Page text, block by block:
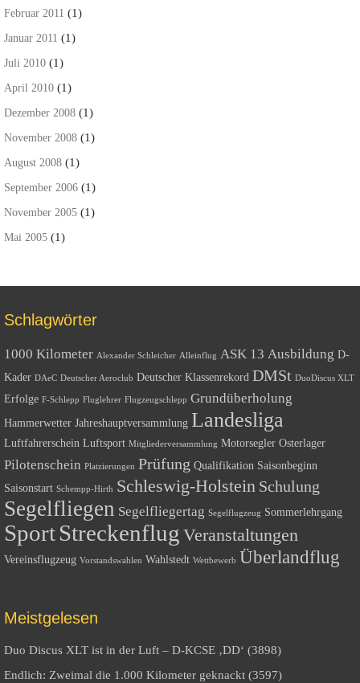
Februar 2011 (1)
Januar 2011 (1)
Juli 2010 (1)
April 2010 (1)
Dezember 2008 (1)
November 2008 (1)
August 2008 (1)
September 2006 (1)
November 2005 (1)
Mai 2005 (1)
Schlagwörter
1000 Kilometer Alexander Schleicher Alleinflug ASK 13 Ausbildung D-
Kader DAeC Deutscher Aeroclub Deutscher Klassenrekord DMSt DuoDiscus XLT
Erfolge F-Schlepp Fluglehrer Flugzeugschlepp Grundüberholung
Hammerwetter Jahreshauptversammlung Landesliga
Luftfahrerschein Luftsport Mitgliederversammlung Motorsegler Osterlager
Pilotenschein Platzierungen Prüfung Qualifikation Saisonbeginn
Saisonstart Schempp-Hirth Schleswig-Holstein Schulung
Segelfliegen Segelfliegertag Segelflugzeug Sommerlehrgang
SportStreckenflug Veranstaltungen
Vereinsflugzeug Vorstandswahlen Wahlstedt Wettbewerb Überlandflug
Meistgelesen
Duo Discus XLT ist in der Luft – D-KCSE ‚DD‘ (3898)
Endlich: Zweimal die 1.000 Kilometer geknackt (3597)